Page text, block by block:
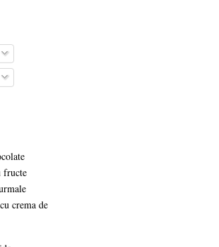
fructe
crema de